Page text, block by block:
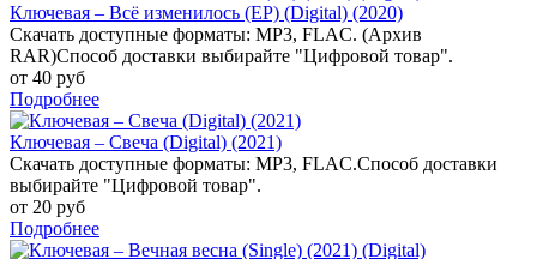
Ключевая – Всё изменилось (EP) (Digital) (2020)
Скачать доступные форматы: MP3, FLAC. (Архив
RAR)Способ доставки выбирайте "Цифровой товар".
от 40 руб
Подробнее
Ключевая – Свеча (Digital) (2021)
Скачать доступные форматы: MP3, FLAC.Способ доставки
выбирайте "Цифровой товар".
от 20 руб
Подробнее